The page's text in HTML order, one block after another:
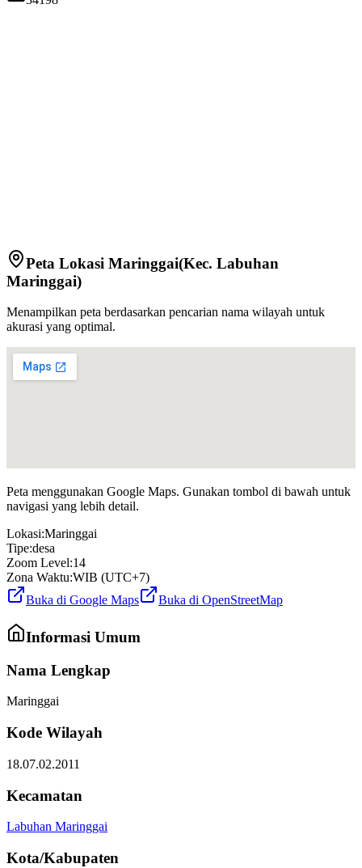
Peta Lokasi Maringgai(Kec. Labuhan
Maringgai)
Menampilkan peta berdasarkan pencarian nama wilayah untuk
akurasi yang optimal.
Peta menggunakan Google Maps. Gunakan tombol di bawah untuk
navigasi yang lebih detail.
Lokasi:Maringgai
Tipe:desa
Zoom Level:14
Zona Waktu:WIB (UTC+7)
Buka di Google Maps
Buka di OpenStreetMap
Informasi Umum
Nama Lengkap
Maringgai
Kode Wilayah
18.07.02.2011
Kecamatan
Labuhan Maringgai
Kota/Kabupaten